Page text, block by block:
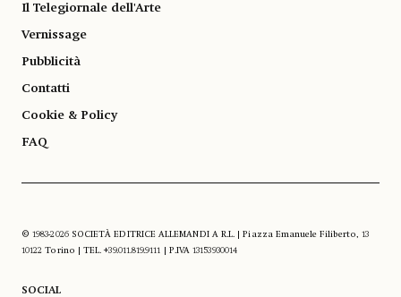
Il Telegiornale dell'Arte
Vernissage
Pubblicità
Contatti
Cookie & Policy
FAQ
© 1983-2026 SOCIETÀ EDITRICE ALLEMANDI A R.L. | Piazza Emanuele Filiberto, 13
10122 Torino | TEL. +39.011.819.9111 | P.IVA 13153930014
SOCIAL